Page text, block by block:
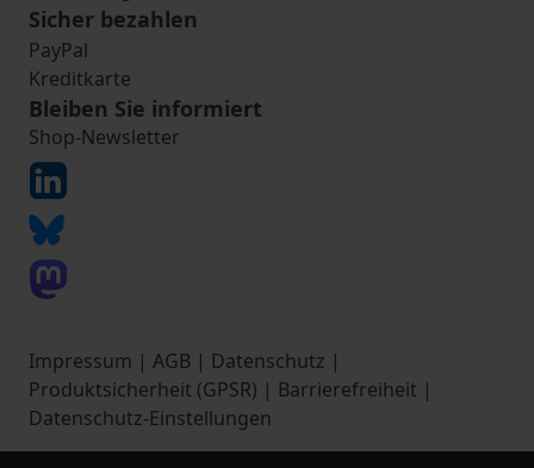
Sicher bezahlen
PayPal
Kreditkarte
Bleiben Sie informiert
Shop-Newsletter
Impressum | AGB | Datenschutz |
Produktsicherheit (GPSR) | Barrierefreiheit |
Datenschutz-Einstellungen